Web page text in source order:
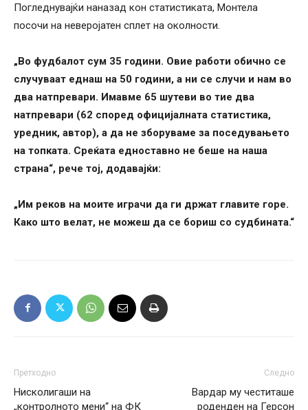
Погледнувајќи наназад кон статистиката, Монтела
посочи на неверојатен сплет на околности.
„Во фудбалот сум 35 години. Овие работи обично се
случуваат еднаш на 50 години, а ни се случи и нам во
два натпревари. Имавме 65 шутеви во тие два
натпревари (62 според официјалната статистика,
уредник, автор), а да не зборуваме за поседувањето
на топката. Среќата едноставно не беше на наша
страна“, рече тој, додавајќи:
„Им реков на моите играчи да ги држат главите горе.
Како што велат, не можеш да се бориш со судбината.“
Претходно
Нисколигаши на
„контролното мени“ на ФК
Следно
Вардар му честиташе
роденден на Герсон